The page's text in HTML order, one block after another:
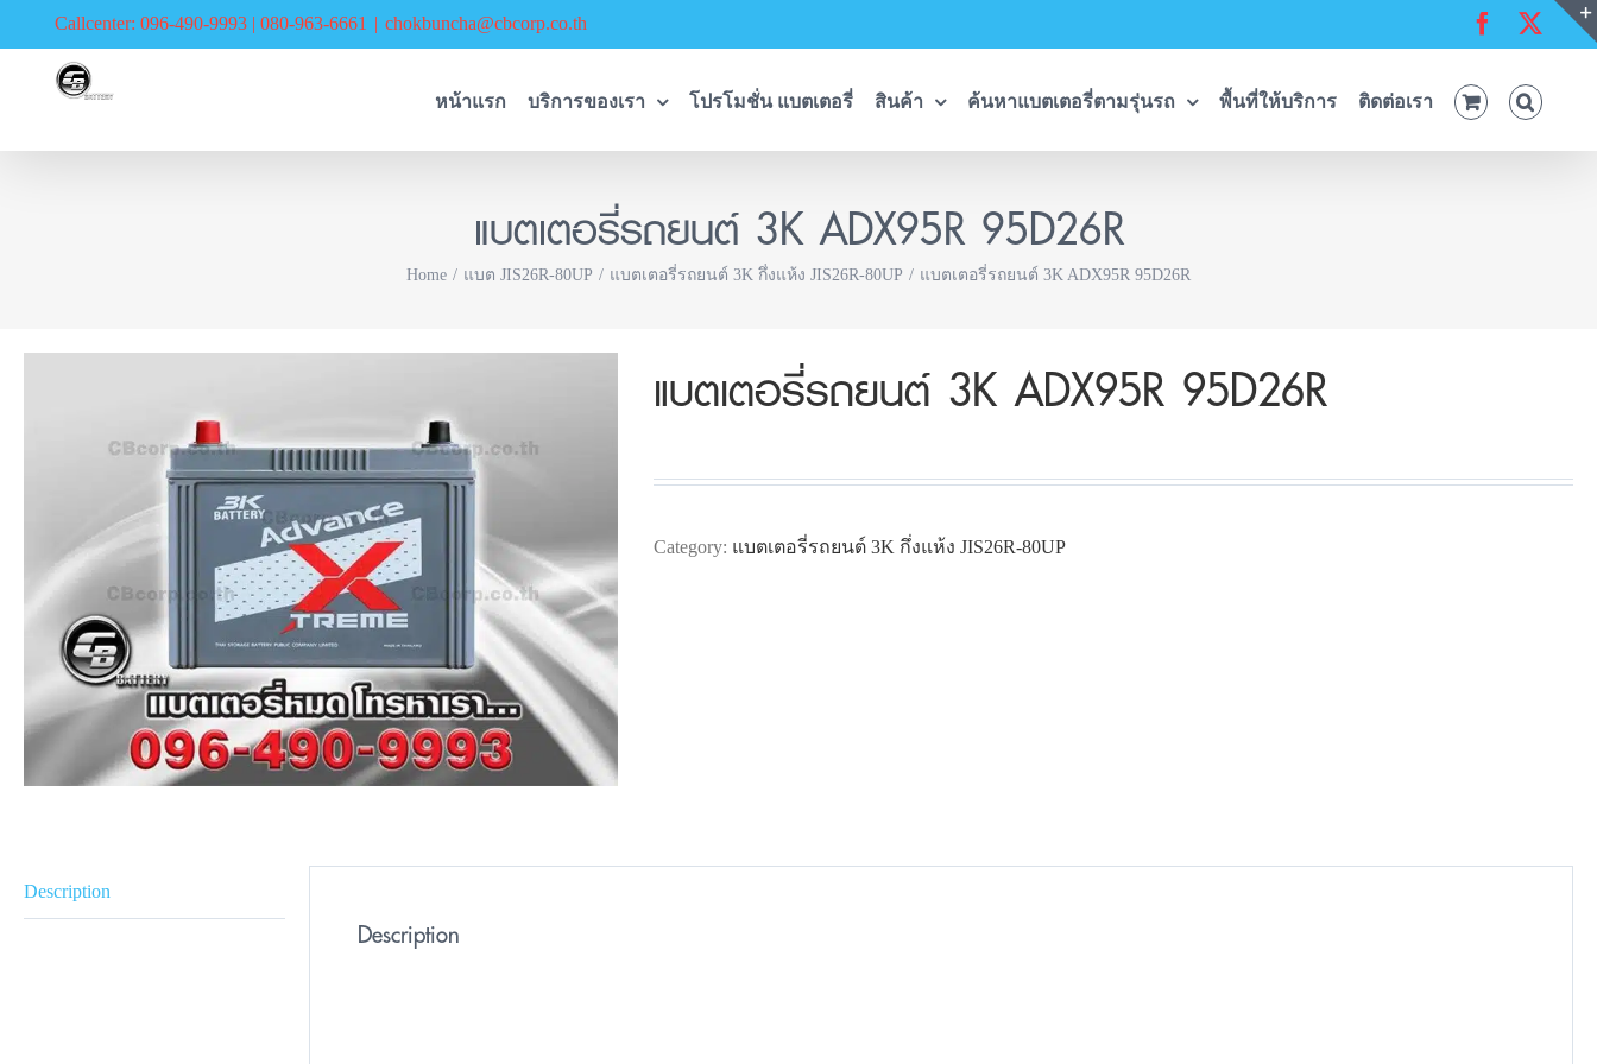
Callcenter: 096-490-9993 | 080-963-6661 | chokbuncha@cbcorp.co.th Facebook
หน้าแรก บริการของเรา โปรโมชั่น แบตเตอรี่ สินค้า ค้นหาแบตเตอรี่ตามรุ่นรถ พื้นที่ให้บริการ ติดต่อเรา
แบตเตอรี่รถยนต์ 3K ADX95R 95D26R
Home แบต JIS26R-80UP แบตเตอรี่รถยนต์ 3K กึ่งแห้ง JIS26R-80UP แบตเตอรี่รถยนต์ 3K ADX95R 95D26R
แบตเตอรี่รถยนต์ 3K ADX95R 95D26R
Category: แบตเตอรี่รถยนต์ 3K กึ่งแห้ง JIS26R-80UP
Description
Description